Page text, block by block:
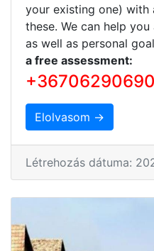
your existing one) with
these. We can help
as well as personal
a free assessment:
+36706290690
Elolvasom →
Létrehozás dátuma: